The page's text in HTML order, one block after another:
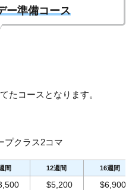
ー準備コース
たコースとなります。
プクラス2コマ
間 12週間 16週間
$5,200 $6,900